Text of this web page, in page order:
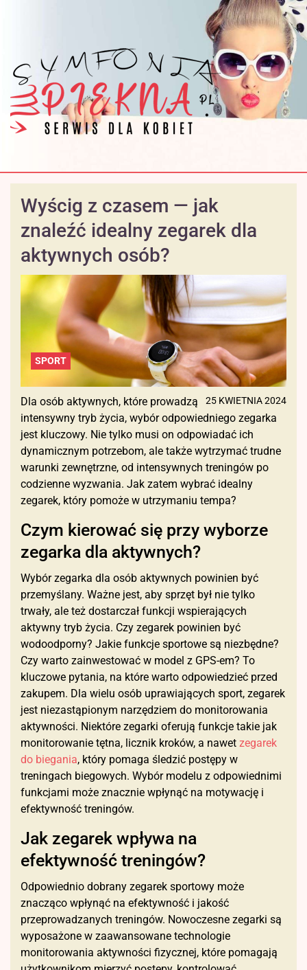
Wyścig z czasem — jak
znaleźć idealny zegarek dla
aktywnych osób?
SPORT
25 KWIETNIA 2024
Dla osób aktywnych, które prowadzą
intensywny tryb życia, wybór odpowiedniego zegarka
jest kluczowy. Nie tylko musi on odpowiadać ich
dynamicznym potrzebom, ale także wytrzymać trudne
warunki zewnętrzne, od intensywnych treningów po
codzienne wyzwania. Jak zatem wybrać idealny
zegarek, który pomoże w utrzymaniu tempa?
Czym kierować się przy wyborze
zegarka dla aktywnych?
Wybór zegarka dla osób aktywnych powinien być
przemyślany. Ważne jest, aby sprzęt był nie tylko
trwały, ale też dostarczał funkcji wspierających
aktywny tryb życia. Czy zegarek powinien być
wodoodporny? Jakie funkcje sportowe są niezbędne?
Czy warto zainwestować w model z GPS-em? To
kluczowe pytania, na które warto odpowiedzieć przed
zakupem. Dla wielu osób uprawiających sport, zegarek
jest niezastąpionym narzędziem do monitorowania
aktywności. Niektóre zegarki oferują funkcje takie jak
monitorowanie tętna, licznik kroków, a nawet zegarek
do biegania, który pomaga śledzić postępy w
treningach biegowych. Wybór modelu z odpowiednimi
funkcjami może znacznie wpłynąć na motywację i
efektywność treningów.
Jak zegarek wpływa na
efektywność treningów?
Odpowiednio dobrany zegarek sportowy może
znacząco wpłynąć na efektywność i jakość
przeprowadzanych treningów. Nowoczesne zegarki są
wyposażone w zaawansowane technologie
monitorowania aktywności fizycznej, które pomagają